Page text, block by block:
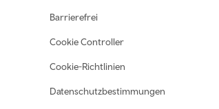
Footer navigation
Barrierefrei
Cookie Controller
Cookie-Richtlinien
Datenschutzbestimmungen